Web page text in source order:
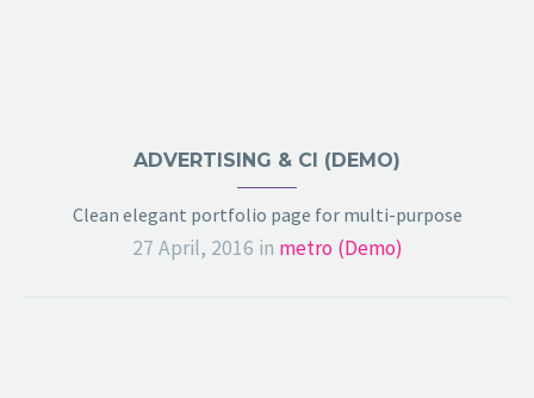
ADVERTISING & CI (DEMO)
Clean elegant portfolio page for multi-purpose
27 April, 2016 in metro (Demo)